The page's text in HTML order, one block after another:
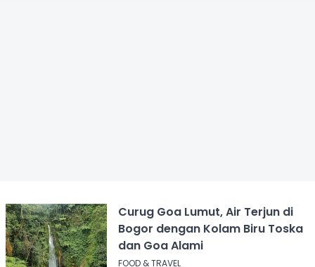
Curug Goa Lumut, Air Terjun di
Bogor dengan Kolam Biru Toska
dan Goa Alami
FOOD & TRAVEL